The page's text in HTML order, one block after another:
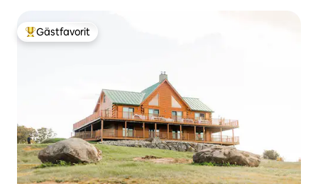
Populär gästfavorit
Gästfavorit